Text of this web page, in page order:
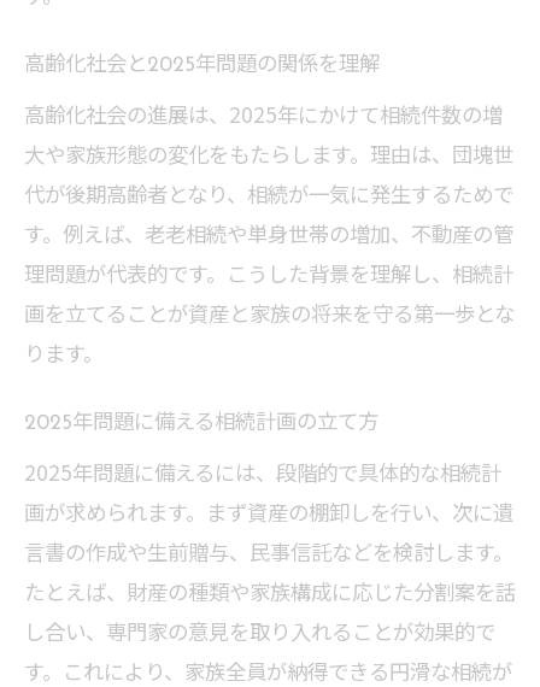
高齢化社会と2025年問題の関係を理解
高齢化社会の進展は、2025年にかけて相続件数の増
大や家族形態の変化をもたらします。理由は、団塊世
代が後期高齢者となり、相続が一気に発生するためで
す。例えば、老老相続や単身世帯の増加、不動産の管
理問題が代表的です。こうした背景を理解し、相続計
画を立てることが資産と家族の将来を守る第一歩とな
ります。
2025年問題に備える相続計画の立て方
2025年問題に備えるには、段階的で具体的な相続計
画が求められます。まず資産の棚卸しを行い、次に遺
言書の作成や生前贈与、民事信託などを検討します。
たとえば、財産の種類や家族構成に応じた分割案を話
し合い、専門家の意見を取り入れることが効果的で
す。これにより、家族全員が納得できる円滑な相続が